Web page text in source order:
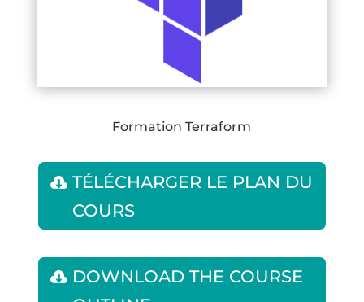
Formation Terraform
TÉLÉCHARGER LE PLAN DU
COURS
DOWNLOAD THE COURSE